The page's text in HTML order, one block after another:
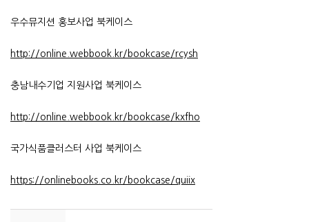
우수뮤지션 홍보사업 북케이스
http://online.webbook.kr/bookcase/rcysh
충남내수기업 지원사업 북케이스
http://online.webbook.kr/bookcase/kxfho
국가식품클러스터 사업 북케이스
https://onlinebooks.co.kr/bookcase/quiix